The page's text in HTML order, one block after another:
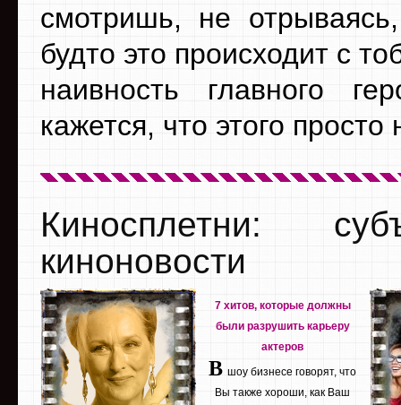
смотришь, не
будто это происходит с
наивность главного
кажется, что этого
Киносплетни:
киноновости
7 хитов, которые должны
были разрушить карьеру
актеров
В шоу бизнесе говорят, что
Вы также хороши, как Ваш